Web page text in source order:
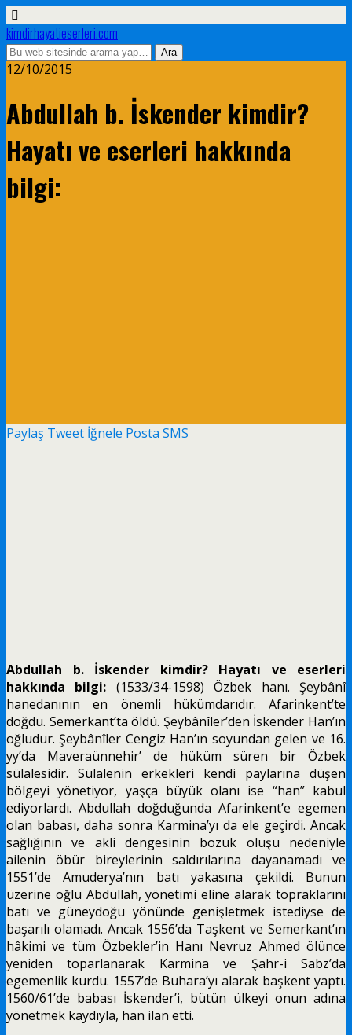
kimdirhayatieserleri.com
12/10/2015
Abdullah b. İskender kimdir?
Hayatı ve eserleri hakkında
bilgi:
Paylaş Tweet İğnele Posta SMS
Abdullah b. İskender kimdir? Hayatı ve eserleri
hakkında bilgi: (1533/34-1598) Özbek hanı. Şeybânî
hanedanının en önemli hükümdarıdır. Afarinkent’te
doğdu. Semerkant’ta öldü. Şeybânîler’den İskender Han’ın
oğludur. Şeybânîler Cengiz Han’ın soyundan gelen ve 16.
yy’da Maveraünnehir’ de hüküm süren bir Özbek
sülalesidir. Sülalenin erkekleri kendi paylarına düşen
bölgeyi yönetiyor, yaşça büyük olanı ise “han” kabul
ediyorlardı. Abdullah doğduğunda Afarinkent’e egemen
olan babası, daha sonra Karmina’yı da ele geçirdi. Ancak
sağlığının ve akli dengesinin bozuk oluşu nedeniyle
ailenin öbür bireylerinin saldırılarına dayanamadı ve
1551’de Amuderya’nın batı yakasına çekildi. Bunun
üzerine oğlu Abdullah, yönetimi eline alarak toprak­larını
batı ve güneydoğu yönünde genişletmek iste­diyse de
başarılı olamadı. Ancak 1556’da Taşkent ve Semerkant’ın
hâkimi ve tüm Özbekler’in Hanı Nev­ruz Ahmed ölünce
yeniden toparlanarak Karmina ve Şahr-i Sabz’da
egemenlik kurdu. 1557’de Buhara’yı alarak başkent yaptı.
1560/61’de babası İskender’i, bütün ülkeyi onun adına
yönetmek kaydıyla, han ilan etti.